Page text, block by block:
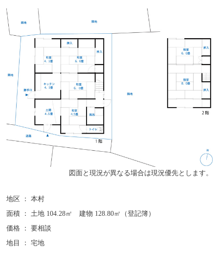
図面と現況が異なる場合は現況優先とします。
地区 ：
本村
面積 ：
土地 104.28㎡ 建物 128.80㎡（登記簿）
価格 ：
要相談
地目 ：
宅地